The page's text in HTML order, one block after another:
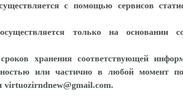
с помощью сервисов
только на основании
хранения соответствующей
или частично в любой момент по
virtuozirndnew@gmail.com.